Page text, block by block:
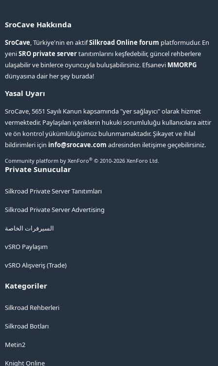
SroCave Hakkında
SroCave, Türkiye'nin en aktifSilkroad Online forum platformudur. En
yeniSRO private servertanıtımlarını keşfedebilir, güncel rehberlere
ulaşabilir ve binlerce oyuncuyla buluşabilirsiniz. Efsanevi MMORPG
dünyasına dair her şey burada!
Yasal Uyarı
SroCave, 5651 Sayılı Kanun kapsamında "yer sağlayıcı" olarak hizmet
vermektedir. Paylaşılan içeriklerin hukuki sorumluluğu kullanıcılara aittir
ve ön kontrol yükümlülüğümüz bulunmamaktadır. Şikayet ve ihlal
bildirimleri için info@srocave.com adresinden iletişime geçebilirsiniz.
Community platform by XenForo® © 2010-2026 XenForo Ltd.
Private Sunucular
Silkroad Private Server Tanıtımları
Silkroad Private Server Advertising
السيرفرات الخاصة
vSRO Paylaşım
vSRO Alışveriş (Trade)
Kategoriler
Silkroad Rehberleri
Silkroad Botları
Metin2
Knight Online